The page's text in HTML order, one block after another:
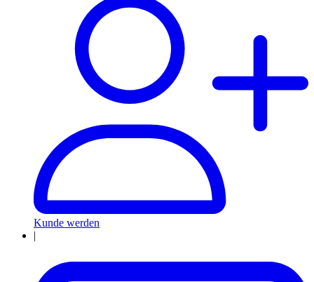
Kunde werden
|